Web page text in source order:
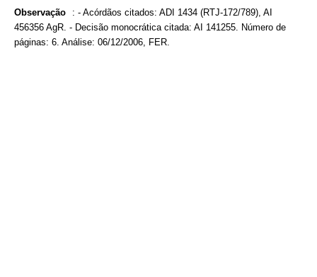
Observação : - Acórdãos citados: ADI 1434 (RTJ-172/789), AI
456356 AgR. - Decisão monocrática citada: AI 141255. Número de
páginas: 6. Análise: 06/12/2006, FER.